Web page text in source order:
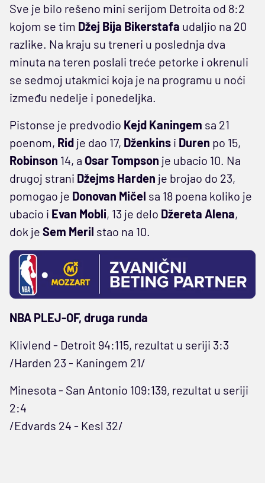
Sve je bilo rešeno mini serijom Detroita od 8:2
kojom se tim Džej Bija Bikerstafa udaljio na 20
razlike. Na kraju su treneri u poslednja dva
minuta na teren poslali treće petorke i okrenuli
se sedmoj utakmici koja je na programu u noći
između nedelje i ponedeljka.
Pistonse je predvodio Kejd Kaningem sa 21
poenom, Rid je dao 17, Dženkins i Duren po 15,
Robinson 14, a Osar Tompson je ubacio 10. Na
drugoj strani Džejms Harden je brojao do 23,
pomogao je Donovan Mičel sa 18 poena koliko je
ubacio i Evan Mobli, 13 je delo Džereta Alena,
dok je Sem Meril stao na 10.
NBA PLEJ-OF, druga runda
Klivlend - Detroit 94:115, rezultat u seriji 3:3
/Harden 23 - Kaningem 21/
Minesota - San Antonio 109:139, rezultat u seriji
2:4
/Edvards 24 - Kesl 32/